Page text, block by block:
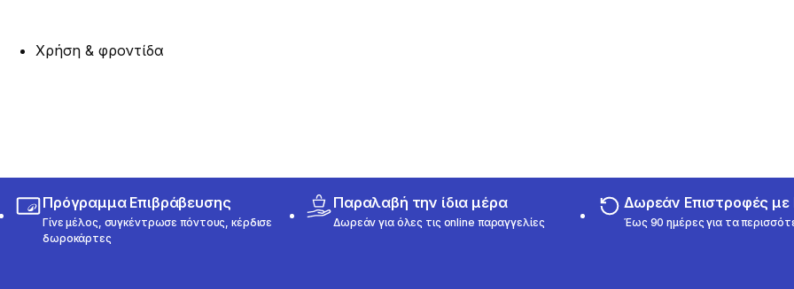
Χρήση & φροντίδα
Πρόγραμμα Επιβράβευσης
Γίνε μέλος, συγκέντρωσε πόντους, κέρδισε
δωροκάρτες
Παραλαβή την ίδια μέρα
Δωρεάν για όλες τις online παραγγελίες
Δωρεάν Επιστροφές με
Έως 90 ημέρες για τα